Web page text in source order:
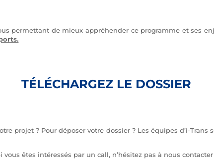
permettant de mieux appréhender ce programme et ses
TÉLÉCHARGEZ LE DOSSIER
projet ? Pour déposer votre dossier ? Les équipes d’i-
vous êtes intéressés par un call, n’hésitez pas à nous contacter